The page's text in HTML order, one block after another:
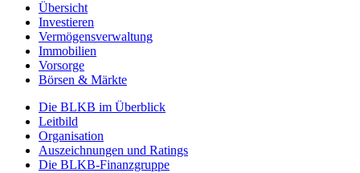
Übersicht
Investieren
Vermögensverwaltung
Immobilien
Vorsorge
Börsen & Märkte
Die BLKB im Überblick
Leitbild
Organisation
Auszeichnungen und Ratings
Die BLKB-Finanzgruppe